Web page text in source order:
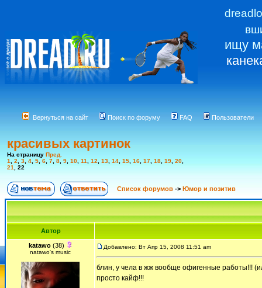
ищу
Вернуться на сайт Поиск по форуму FAQ Пользователи
красивых картинок
На страницу Пред.
1
2 3 4 5 6 7 8 9 10 11 12 13 14 15 16 17 18 19 20
21
22
Список форумов -> Юмор и позитив
Автор
katawo(38)
natawo's music
Добавлено: Вт Апр 15, 2008 11:51 am
блин, у чела в жж вообще офигенные работы!!!
просто кайф!!!